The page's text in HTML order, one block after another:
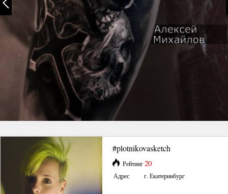
#plotnikovasketch
Рейтинг20
Адрес г. Екатеринбург